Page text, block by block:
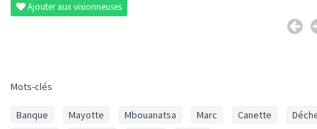
Ajouter aux visionneuses
Mots-clés
Banque Mayotte Mbouanatsa Marc Canette